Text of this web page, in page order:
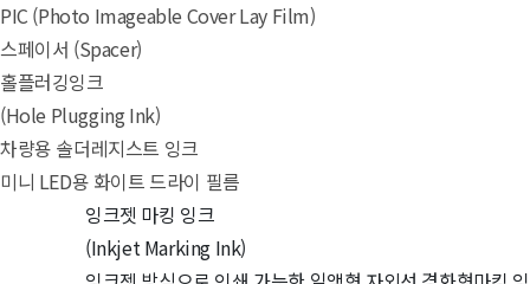
PIC (Photo Imageable Cover Lay Film)
스페이서 (Spacer)
홀플러깅잉크
(Hole Plugging Ink)
차량용 솔더레지스트 잉크
미니 LED용 화이트 드라이 필름
잉크젯 마킹 잉크
(Inkjet Marking Ink)